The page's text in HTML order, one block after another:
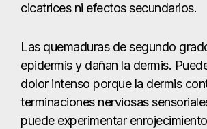
dejar cicatrices.
Las quemaduras de tercer grado
epidermis y la dermis. Estas
causan dolor porque destruyen las
nerviosas. Sin piel, se corre el
deshidratación e infecciones. Los